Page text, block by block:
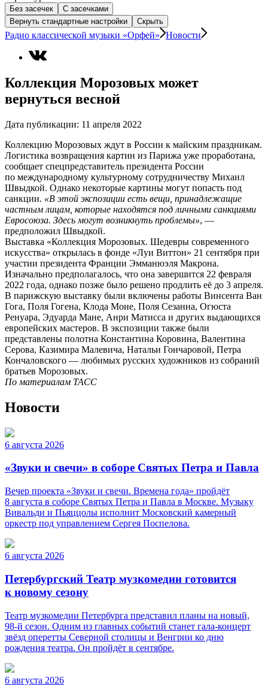
Без засечек
С засечками
Вернуть стандартные настройки
Скрыть
Радио классической музыки «Орфей» Новости
Коллекция Морозовых может
вернуться весной
Дата публикации: 11 апреля 2022
Коллекцию Морозовых ждут в России к майским праздникам.
Логистика возвращения картин из Парижа уже проработана,
сообщает спецпредставитель президента России
по международному культурному сотрудничеству Михаил
Швыдкой. Однако некоторые картины могут попасть под
санкции. «В этой экспозиции есть вещи, принадлежащие
частным лицам, которые находятся под личными санкциями
Евросоюза. Здесь могут возникнуть проблемы», —
предположил Швыдкой.
Выставка «Коллекция Морозовых. Шедевры современного
искусства» открылась в фонде «Луи Виттон» 21 сентября при
участии президента Франции Эмманюэля Макрона.
Изначально предполагалось, что она завершится 22 февраля
2022 года, однако позже было решено продлить её до 3 апреля.
В парижскую выставку были включены работы Винсента Ван
Гога, Поля Гогена, Клода Моне, Поля Сезанна, Огюста
Ренуара, Эдуарда Мане, Анри Матисса и других выдающихся
европейских мастеров. В экспозиции также были
представлены полотна Константина Коровина, Валентина
Серова, Казимира Малевича, Натальи Гончаровой, Петра
Кончаловского — любимых русских художников из собраний
братьев Морозовых.
По материалам ТАСС
Новости
6 августа 2026
«Звуки и свечи» в соборе Святых Петра и Павла
Вечер проекта «Звуки и свечи. Времена года» пройдёт
8 августа в соборе Святых Петра и Павла в Москве. Музыку
Вивальди и Пьяццолы исполнит Московский камерный
оркестр под управлением Сергея Поспелова.
6 августа 2026
Петербургский Театр музкомедии готовится
к новому сезону
Театр музкомедии Петербурга представил планы на новый,
98-й сезон. Одним из главных событий станет гала-концерт
звёзд оперетты Северной столицы и Венгрии ко дню
рождения театра. Он пройдёт в сентябре.
6 августа 2026